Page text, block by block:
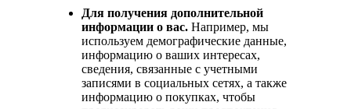
Для получения дополнительной
информации о вас. Например, мы
используем демографические данные,
информацию о ваших интересах,
сведения, связанные с учетными
записями в социальных сетях, а также
информацию о покупках, чтобы